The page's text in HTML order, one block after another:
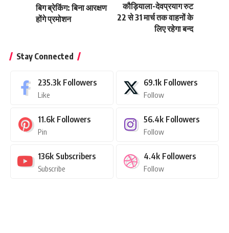
बिग ब्रेकिंग: बिना आरक्षण
होंगे प्रमोशन
कौड़ियाला-देवप्रयाग रुट
22 से 31 मार्च तक वाहनों के
लिए रहेगा बन्द
Stay Connected
235.3k Followers
Like
69.1k Followers
Follow
11.6k Followers
Pin
56.4k Followers
Follow
136k Subscribers
Subscribe
4.4k Followers
Follow